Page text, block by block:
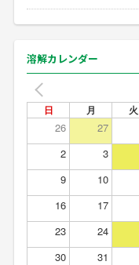
溶解カレンダー
日 月 火
26 27
2
3
9
10
16
17
23
24
30
31